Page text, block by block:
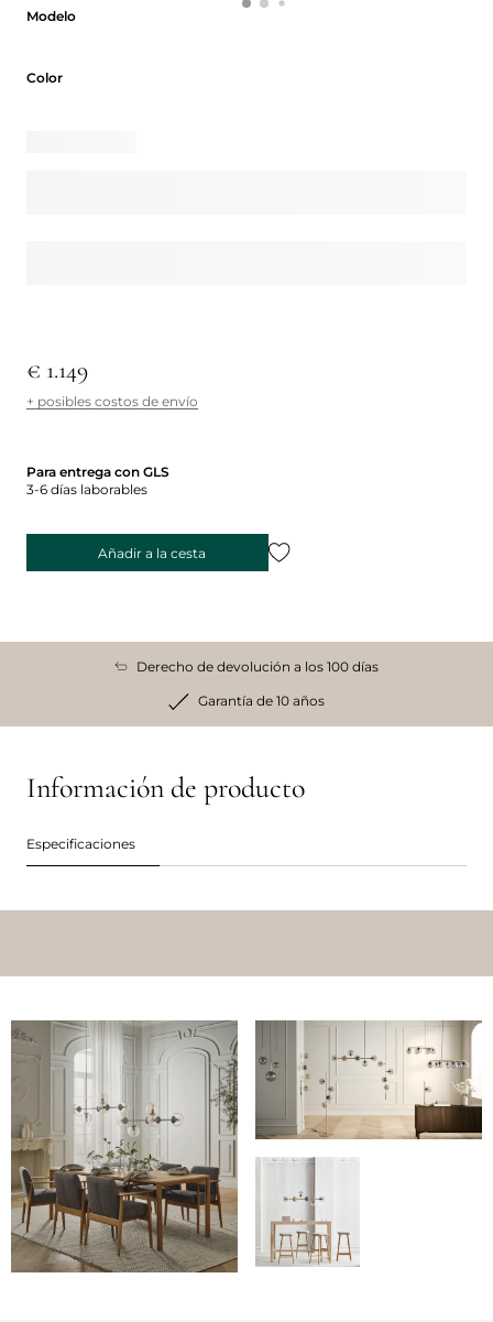
Modelo
Color
€ 1.149
+ posibles costos de envío
Para entrega con GLS
3-6 días laborables
Añadir a la cesta
Derecho de devolución a los 100 días
Garantía de 10 años
Información de producto
Especificaciones